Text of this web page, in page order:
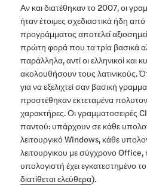
Αν και διατέθηκαν το 2007, οι
ήταν έτοιμες σχεδιαστικά ήδη
προγράμματος αποτελεί
πρώτη φορά που τα τρία βασικά
παράλληλα, αντί οι ελληνικοί και
ακολουθήσουν τους λατινικούς.
για να εξελιχτεί σαν βασική
προστέθηκαν εκτεταμένα
χαρακτήρες. Οι γραμματοσειρές
παντού: υπάρχουν σε κάθε
λειτουργικό Windows, κάθε
λειτουργικου με σύγχρονο
υπολογιστή έχει εγκατεστημένο
διατίθεται ελεύθερα).